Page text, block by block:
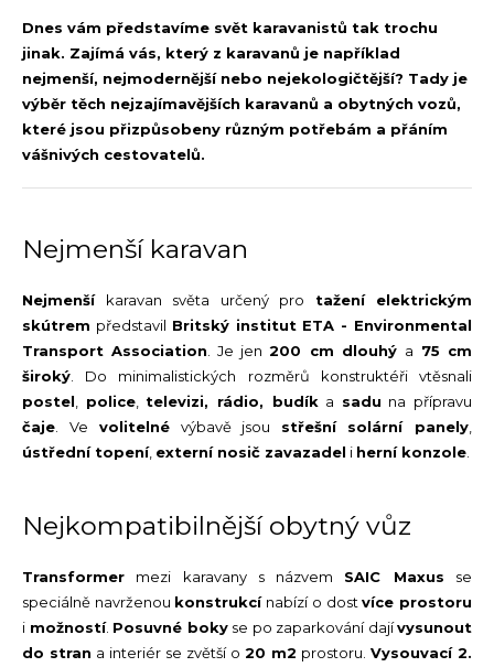
Dnes vám představíme svět karavanistů tak trochu
jinak. Zajímá vás, který z karavanů je například
nejmenší, nejmodernější nebo nejekologičtější? Tady je
výběr těch nejzajímavějších karavanů a obytných vozů,
které jsou přizpůsobeny různým potřebám a přáním
vášnivých cestovatelů.
Nejmenší karavan
Nejmenšíkaravan světa určený pro tažení elektrickým
skútrem představil Britský institut ETA - Environmental
Transport Association . Je jen200 cm dlouhý a 75 cm
široký . Do minimalistických rozměrů konstruktéři vtěsnali
postel
police, televizi, rádio, budík a sadu na přípravu
čaje . Ve volitelnévýbavě jsou střešní solární panely
ústřední topení, externí nosič zavazadel i herní konzole
Nejkompatibilnější obytný vůz
Transformer mezi karavany s názvem SAIC Maxus se
speciálně navrženou konstrukcínabízí o dostvíce prostoru
i možností. Posuvné bokyse po zaparkování dajívysunout
do stran a interiér se zvětší o 20 m2 prostoru. Vysouvací 2.